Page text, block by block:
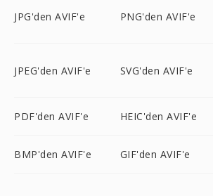
JPG'den AVIF'e PNG'den AVIF'e
JPEG'den AVIF'e SVG'den AVIF'e
PDF'den AVIF'e HEIC'den AVIF'e
BMP'den AVIF'e GIF'den AVIF'e